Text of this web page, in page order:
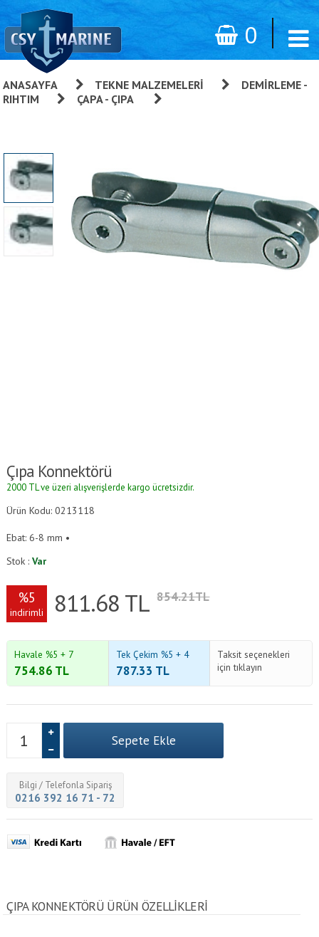
0
ANASAYFA TEKNE MALZEMELERI
DEMIRLEME -
RIHTIM
ÇAPA - ÇIPA
Çıpa Konnektörü
2000 TL ve üzeri alışverişlerde kargo ücretsizdir.
Ürün Kodu: 0213118
Ebat: 6-8 mm •
Stok :Var
%5
indirimli 811.68 TL 854.21TL
Havale %5 + 7
754.86 TL
Tek Çekim %5 + 4
787.33 TL
Taksit seçenekleri
için tıklayın
Bilgi / Telefonla Sipariş
0216 392 16 71 - 72
ÇIPA KONNEKTÖRÜ ÜRÜN ÖZELLİKLERİ